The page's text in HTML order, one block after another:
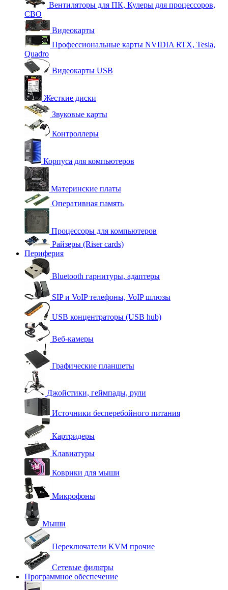
Вентиляторы для ПК, Кулеры для процессоров,
СВО
Видеокарты
Профессиональные карты NVIDIA RTX, Tesla,
Quadro
Видеокарты USB
Жесткие диски
Звуковые карты
Контроллеры
Корпуса для компьютеров
Материнские платы
Оперативная память
Процессоры для компьютеров
Райзеры (Riser cards)
Периферия
Bluetooth гарнитуры, адаптеры
SIP и VoIP телефоны, VoIP шлюзы
USB концентраторы (USB hub)
Веб-камеры
Графические планшеты
Джойстики, геймпады, рули
Источники бесперебойного питания
Картридеры
Клавиатуры
Коврики для мыши
Микрофоны
Мыши
Переключатели KVM прочие
Сетевые фильтры
Программное обеспечение